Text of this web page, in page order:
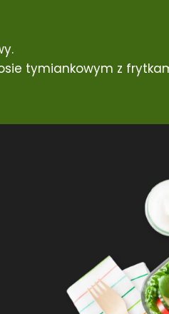
tymiankowym z